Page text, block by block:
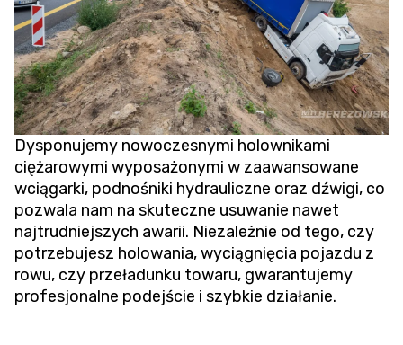
Dysponujemy nowoczesnymi holownikami
ciężarowymi wyposażonymi w zaawansowane
wciągarki, podnośniki hydrauliczne oraz dźwigi, co
pozwala nam na skuteczne usuwanie nawet
najtrudniejszych awarii. Niezależnie od tego, czy
potrzebujesz holowania,wyciągnięcia pojazdu z
rowu, czy przeładunku towaru, gwarantujemy
profesjonalne podejście i szybkie działanie.